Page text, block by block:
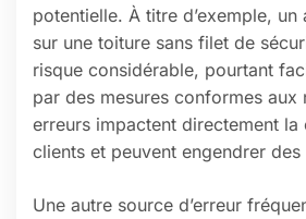
potentielle. À titre d’exemple, un
sur une toiture sans filet de
risque considérable, pourtant
par des mesures conformes aux
erreurs impactent directement la
clients et peuvent engendrer
Une autre source d’erreur